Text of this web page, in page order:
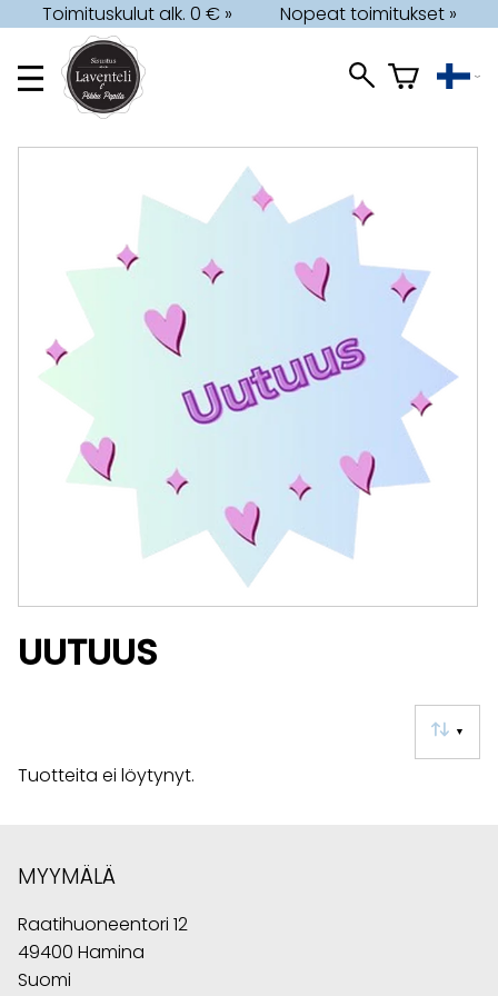
Toimituskulut alk. 0 € » Nopeat toimitukset »
UUTUUS
▼
Tuotteita ei löytynyt.
MYYMÄLÄ
Raatihuoneentori 12
49400 Hamina
Suomi